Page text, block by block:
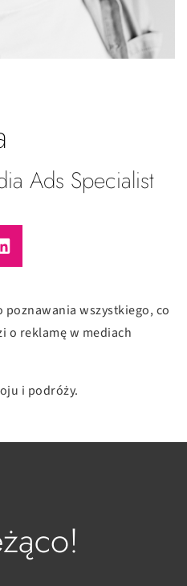
Ads Specialist
poznawania wszystkiego, co
o reklamę w mediach
i podróży.